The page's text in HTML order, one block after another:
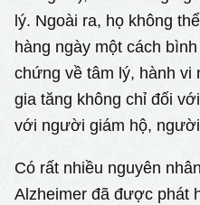
lý. Ngoài ra, họ không
hàng ngày một cách
chứng về tâm lý, hành vi
gia tăng không chỉ đối
với người giám hộ,
Có rất nhiều nguyên
Alzheimer đã được phát